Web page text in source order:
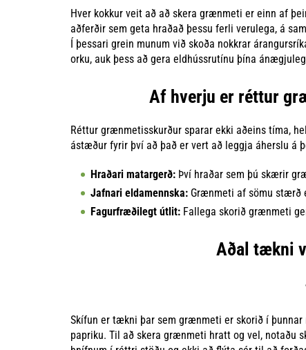
Hver kokkur veit að að skera grænmeti er einn af
aðferðir sem geta hraðað þessu ferli verulega, á
Í þessari grein munum við skoða nokkrar
orku, auk þess að gera eldhússrutínu þína
Af hverju er réttur
Réttur grænmetisskurður sparar ekki aðeins tíma,
ástæður fyrir því að það er vert að leggja áherslu á
Hraðari matargerð: Því hraðar sem þú skærir
Jafnari eldamennska: Grænmeti af sömu stærð
Fagurfræðilegt útlit: Fallega skorið grænmeti
Aðal tækni
Skífun er tækni þar sem grænmeti er skorið í
papriku. Til að skera grænmeti hratt og vel,